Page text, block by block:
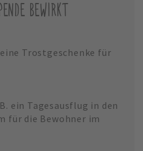
BEWIRKT
Trostgeschenke für
ein Tagesausflug in den
für die Bewohner im